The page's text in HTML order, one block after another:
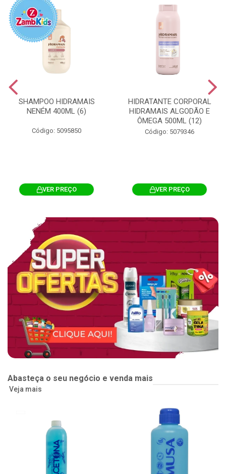
SHAMPOO HIDRAMAIS
NENÉM 400ML (6)
Código: 5095850
VER PREÇO
HIDRATANTE CORPORAL
HIDRAMAIS ALGODÃO E
ÔMEGA 500ML (12)
Código: 5079346
VER PREÇO
Abasteça o seu negócio e venda mais
Veja mais